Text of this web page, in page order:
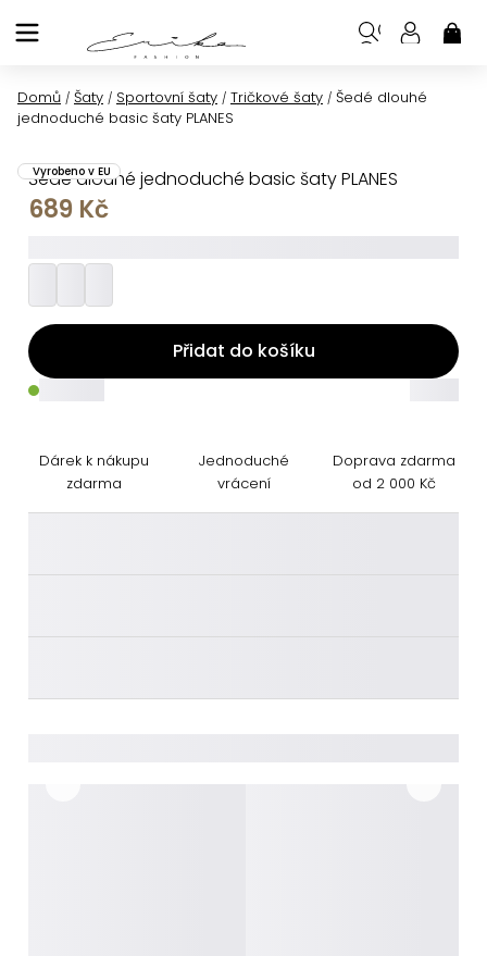
na
Domů / Šaty / Sportovní šaty / Tričkové šaty / Šedé dlouhé
jednoduché basic šaty PLANES
Šedé dlouhé jednoduché basic šaty PLANES
Vyrobeno v EU
689 Kč
Přidat do košíku
Dárek k nákupu
zdarma
Jednoduché
vrácení
Doprava zdarma
od 2 000 Kč